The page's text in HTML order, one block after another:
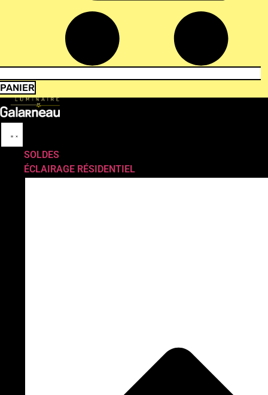
PANIER
SOLDES
ÉCLAIRAGE RÉSIDENTIEL